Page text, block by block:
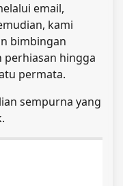
email,
kami
bimbingan
perhiasan hingga
permata.
sempurna yang